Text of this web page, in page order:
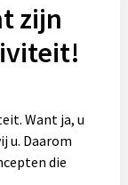
zijn
Want ja, u
u. Daarom
die